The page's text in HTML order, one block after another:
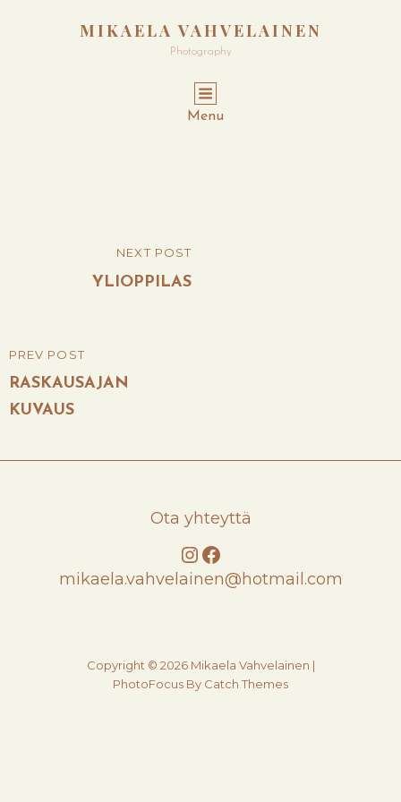
MIKAELA VAHVELAINEN
Photography
Menu
navigation
PREVIOUS
POST
PREV POST
RASKAUSAJAN
KUVAUS
NEXT POST
YLIOPPILAS
Ota yhteyttä
Instagram
Facebook
mikaela.vahvelainen@hotmail.com
Copyright © 2026 Mikaela Vahvelainen |
PhotoFocus By Catch Themes